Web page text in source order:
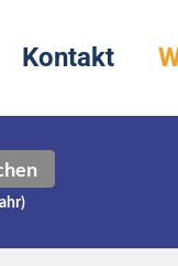
Kontakt